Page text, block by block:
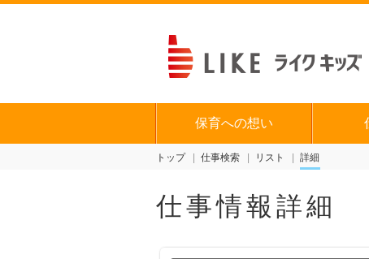
保育への想い
トップ 仕事検索 リスト 詳細
仕事情報詳細